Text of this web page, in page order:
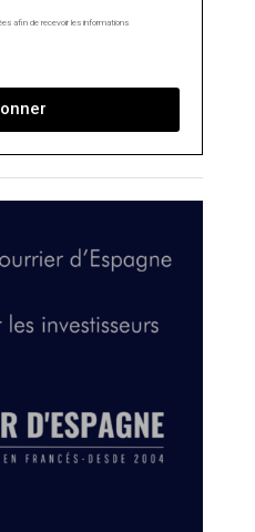
afin de recevoir les informations